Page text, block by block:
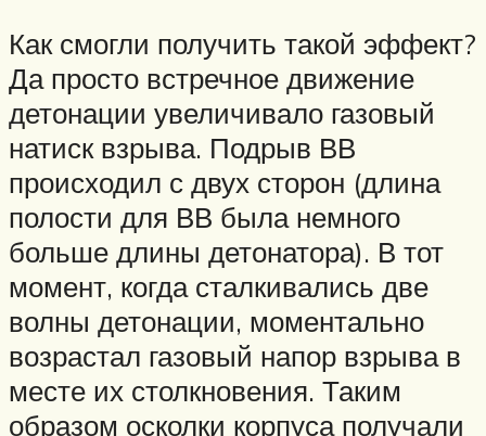
Как смогли получить такой эффект?
Да просто встречное движение
детонации увеличивало газовый
натиск взрыва. Подрыв ВВ
происходил с двух сторон (длина
полости для ВВ была немного
больше длины детонатора). В тот
момент, когда сталкивались две
волны детонации, моментально
возрастал газовый напор взрыва в
месте их столкновения. Таким
образом осколки корпуса получали